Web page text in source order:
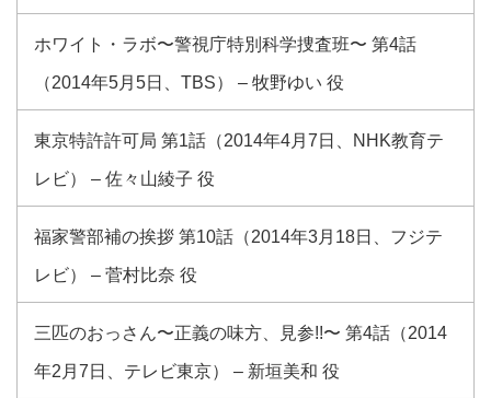
ホワイト・ラボ〜警視庁特別科学捜査班〜 第4話
（2014年5月5日、TBS） – 牧野ゆい 役
東京特許許可局 第1話（2014年4月7日、NHK教育テ
レビ） – 佐々山綾子 役
福家警部補の挨拶 第10話（2014年3月18日、フジテ
レビ） – 菅村比奈 役
三匹のおっさん〜正義の味方、見参!!〜 第4話（2014
年2月7日、テレビ東京） – 新垣美和 役